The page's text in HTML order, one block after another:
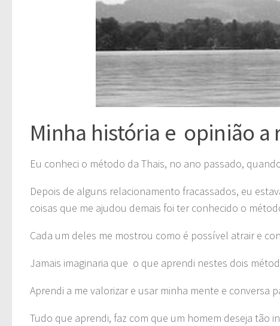
Minha história e opinião a
Eu conheci o método da Thais, no ano passado,
Depois de alguns relacionamento fracassados, eu
coisas que me ajudou demais foi ter conhecido o
Cada um deles me mostrou como é possível atrair e
Jamais imaginaria que o que aprendi nestes dois
Aprendi a me valorizar e usar minha mente e conversa
Tudo que aprendi, faz com que um homem deseja